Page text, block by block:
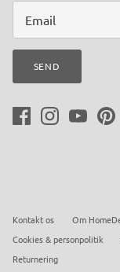
SEND
Kontakt os Om
Cookies & personpolitik
Returnering